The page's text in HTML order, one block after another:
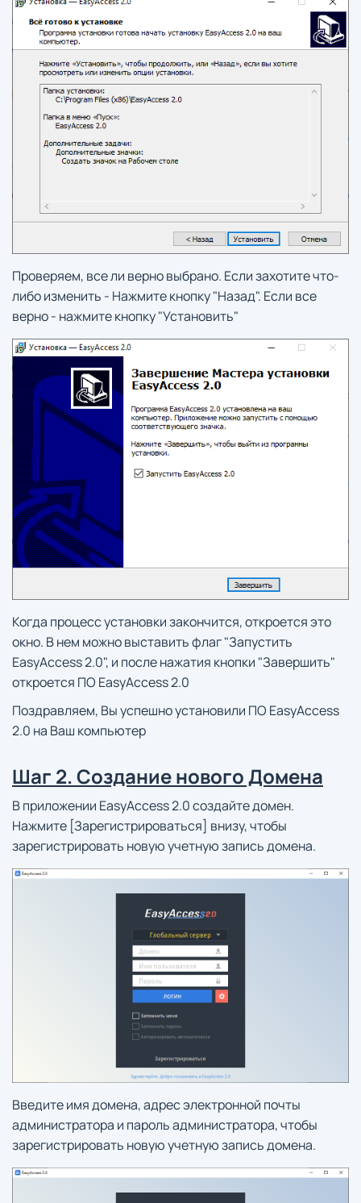
Проверяем, все ли верно выбрано. Если захотите что-
либо изменить - Нажмите кнопку "Назад". Если все
верно - нажмите кнопку "Установить"
Когда процесс установки закончится, откроется это
окно. В нем можно выставить флаг "Запустить
EasyAccess 2.0", и после нажатия кнопки "Завершить"
откроется ПО EasyAccess 2.0
Поздравляем, Вы успешно установили ПО EasyAccess
2.0 на Ваш компьютер
Шаг 2. Создание нового Домена
В приложении EasyAccess 2.0 создайте домен.
Нажмите [Зарегистрироваться] внизу, чтобы
зарегистрировать новую учетную запись домена.
Введите имя домена, адрес электронной почты
администратора и пароль администратора, чтобы
зарегистрировать новую учетную запись домена.